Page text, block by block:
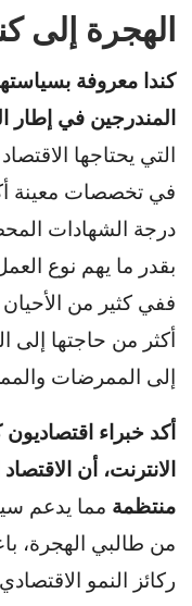
الهجرة إلى
كندا معروفة
المندرجين في إطار
التي يحتاجها
في تخصصات معينة
درجة الشهادات
بقدر ما يهم نوع
ففي كثير من
أكثر من حاجتها إلى
إلى الممرضات
أكد خبراء
الانترنت، أن
منتظمة مما يدعم
من طالبي الهجرة،
ركائز النمو